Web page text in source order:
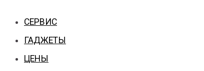
СЕРВИС
ГАДЖЕТЫ
ЦЕНЫ